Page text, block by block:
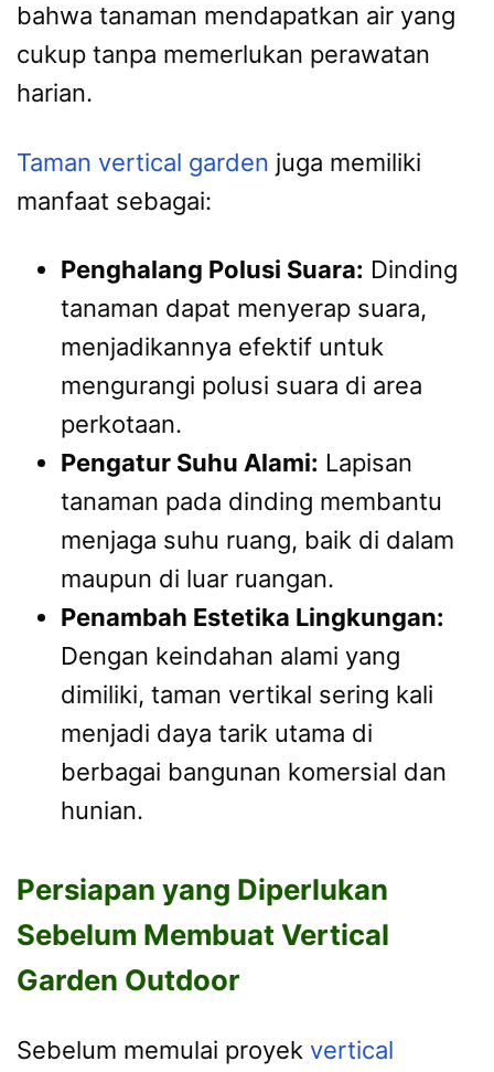
bahwa tanaman mendapatkan air yang
cukup tanpa memerlukan perawatan
harian.
Taman vertical garden juga memiliki
manfaat sebagai:
Penghalang Polusi Suara: Dinding
tanaman dapat menyerap suara,
menjadikannya efektif untuk
mengurangi polusi suara di area
perkotaan.
Pengatur Suhu Alami: Lapisan
tanaman pada dinding membantu
menjaga suhu ruang, baik di dalam
maupun di luar ruangan.
Penambah Estetika Lingkungan:
Dengan keindahan alami yang
dimiliki, taman vertikal sering kali
menjadi daya tarik utama di
berbagai bangunan komersial dan
hunian.
Persiapan yang Diperlukan
Sebelum Membuat Vertical
Garden Outdoor
Sebelum memulai proyek vertical